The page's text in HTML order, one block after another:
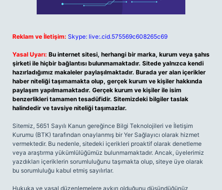
Reklam ve İletişim: Skype: live:.cid.575569c608265c69
Yasal Uyarı: Bu internet sitesi, herhangi bir marka, kurum veya şahıs
şirketi ile hiçbir bağlantısı bulunmamaktadır. Sitede yalnızca kendi
hazırladığımız makaleler paylaşılmaktadır. Burada yer alan içerikler
haber niteliği taşımamakta olup, gerçek kurum ve kişiler hakkında
paylaşım yapılmamaktadır. Gerçek kurum ve kişiler ile isim
benzerlikleri tamamen tesadüfidir. Sitemizdeki bilgiler taslak
halindedir ve tavsiye niteliği taşımazlar.
Sitemiz, 5651 Sayılı Kanun gereğince Bilgi Teknolojileri ve İletişim
Kurumu (BTK) tarafından onaylanmış bir Yer Sağlayıcı olarak hizmet
vermektedir. Bu nedenle, sitedeki içerikleri proaktif olarak denetleme
veya araştırma yükümlülüğümüz bulunmamaktadır. Ancak, üyelerimiz
yazdıkları içeriklerin sorumluluğunu taşımakta olup, siteye üye olarak
bu sorumluluğu kabul etmiş sayılırlar.
Hukuka ve yasal düzenlemelere aykırı olduğunu düşündüğünüz